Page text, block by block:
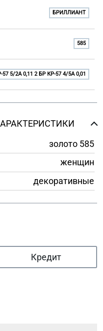
БРИЛЛИАНТ
585
57 5/2A 0,11 2 БР КР-57 4/5A 0,01
золото 585
женщин
декоративные
Кредит